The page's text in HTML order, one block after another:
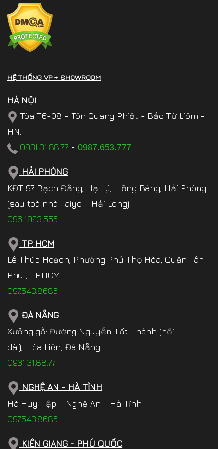
HỆ THỐNG VP + SHOWROOM
HÀ NỘI
Tòa T6-08 - Tôn Quang Phiệt - Bắc Từ Liêm -
HN.
0931.31.88.77 - 0987.653.777
HẢI PHÒNG
KĐT 97 Bạch Đằng, Hạ Lý, Hồng Bàng, Hải Phòng
(sau toà nhà Taiyo – Hải Long)
096.1993.555
TP. HCM
Lê Thúc Hoạch, Phường Phú Thọ Hòa, Quận Tân
Phú , TP.HCM
097.543.8686
ĐÀ NẴNG
Xưởng gỗ: Đường Nguyễn Tất Thành (nối
dài), Hòa Liên, Đà Nẵng.
0931.31.88.77
NGHỆ AN - HÀ TĨNH
Hà Huy Tập - Nghệ An - Hà Tĩnh
097.543.8686
KIÊN GIANG - PHÚ QUỐC